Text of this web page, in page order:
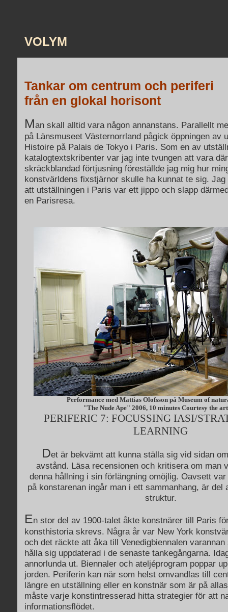
VOLYM
Tankar om centrum och periferi
från en glokal horisont
Man skall alltid vara någon annanstans. Parallellt
på Länsmuseet Västernorrland pågick öppningen av
Histoire på Palais de Tokyo i Paris. Som en av
katalogtextskribenter var jag inte tvungen att vara
skräckblandad förtjusning föreställde jag mig hur
konstvärldens fixstjärnor skulle ha kunnat te sig.
att utställningen i Paris var ett jippo och slapp
en Parisresa.
Performance med Mattias Olofsson på Museum of
"The Nude Ape" 2006, 10 minutes Courtesy the
PERIFERIC 7: FOCUSSING IASI/
LEARNING
Det är bekvämt att kunna ställa sig vid sidan
avstånd. Läsa recensionen och kritisera om man
denna hållning i sin förlängning omöjlig. Oavsett
på konstarenan ingår man i ett sammanhang, är del
struktur.
En stor del av 1900-talet åkte konstnärer till Paris
konsthistoria skrevs. Några år var New York
och det räckte att åka till Venedigbiennalen
hålla sig uppdaterad i de senaste tankegångarna.
annorlunda ut. Biennaler och ateljéprogram poppar
jorden. Periferin kan när som helst omvandlas till
längre en utställning eller en konstnär som är på
måste varje konstintresserad hitta strategier för att
informationsflödet.